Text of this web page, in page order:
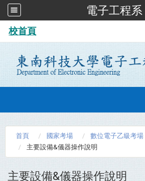
電子工程系
校首頁
navigation
首頁 國家考場
數位電子乙級考場
主要設備&儀器操作說明
主要設備&儀器操作說明